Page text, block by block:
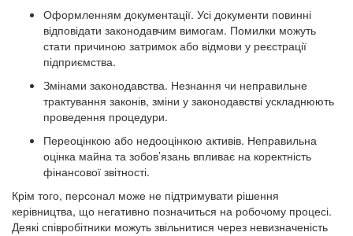
Оформленням документації. Усі документи повинні
відповідати законодавчим вимогам. Помилки можуть
стати причиною затримок або відмови у реєстрації
підприємства.
Змінами законодавства. Незнання чи неправильне
трактування законів, зміни у законодавстві ускладнюють
проведення процедури.
Переоцінкою або недооцінкою активів. Неправильна
оцінка майна та зобов’язань впливає на коректність
фінансової звітності.
Крім того, персонал може не підтримувати рішення
керівництва, що негативно позначиться на робочому процесі.
Деякі співробітники можуть звільнитися через невизначеність